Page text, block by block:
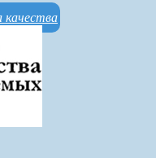
качества